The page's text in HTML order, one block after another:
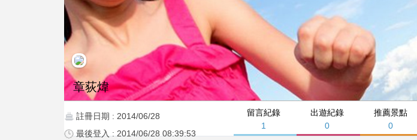
留言紀錄
1
出遊紀錄
0
推薦景點
0
章荻煒
註冊日期 : 2014/06/28
最後登入 : 2014/06/28 08:39:53